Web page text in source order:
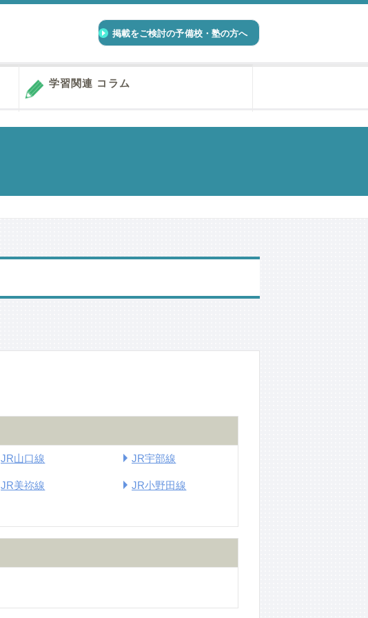
掲載をご検討の予備校・塾の方へ
学習関連 コラム
JR山口線 JR宇部線
JR美祢線 JR小野田線